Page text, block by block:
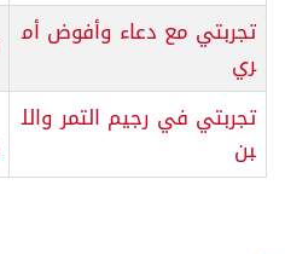
تجربتي مع دعاء وأفوض أم
ري
تجربتي في رجيم التمر والل
بن